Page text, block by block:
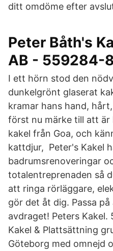
ditt omdöme efter
Peter Båth's
AB - 559284-
I ett hörn stod den
dunkelgrönt glaserat
kramar hans hand,
först nu märke till att
kakel från Goa, och
kattdjur, Peter's Kakel
badrumsrenoveringar
totalentreprenaden så
att ringa rörläggare,
gör det åt dig. Passa
avdraget! Peters Kakel.
Kakel & Plattsättning
Göteborg med omnejd